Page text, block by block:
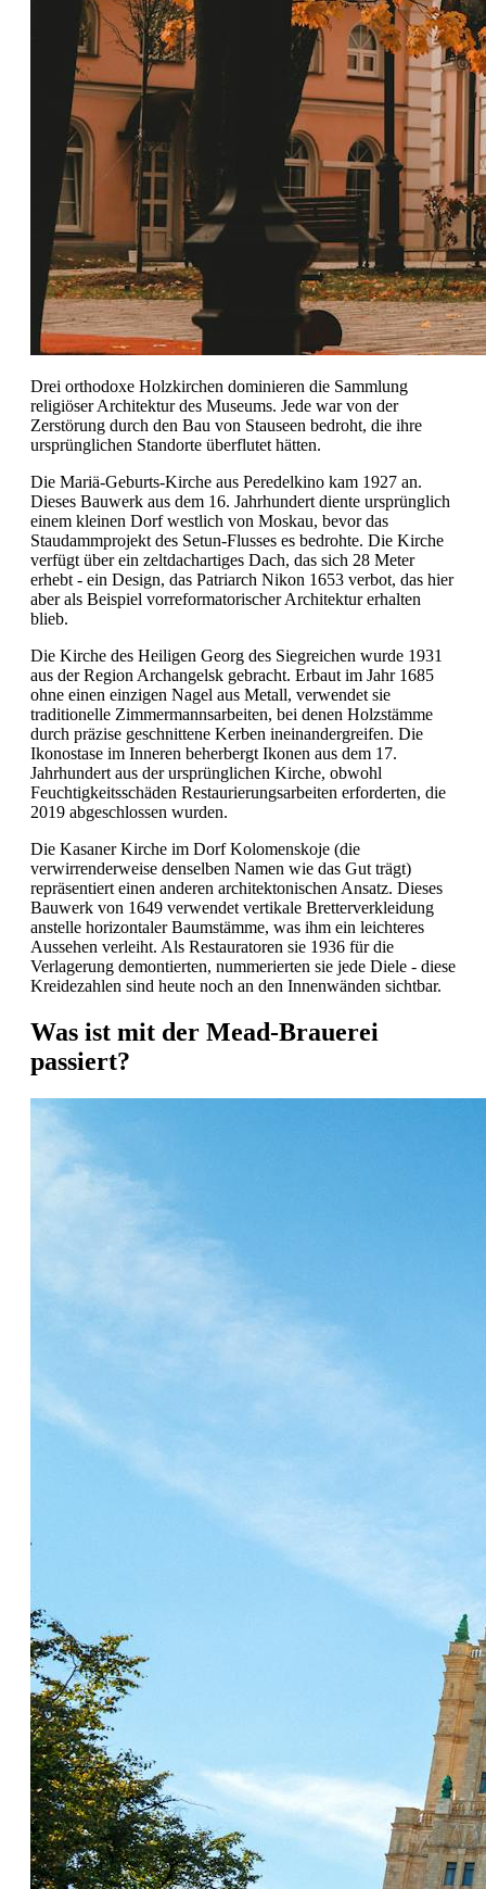
Drei orthodoxe Holzkirchen dominieren die Sammlung
religiöser Architektur des Museums. Jede war von der
Zerstörung durch den Bau von Stauseen bedroht, die ihre
ursprünglichen Standorte überflutet hätten.
Die Mariä-Geburts-Kirche aus Peredelkino kam 1927 an.
Dieses Bauwerk aus dem 16. Jahrhundert diente ursprünglich
einem kleinen Dorf westlich von Moskau, bevor das
Staudammprojekt des Setun-Flusses es bedrohte. Die Kirche
verfügt über ein zeltdachartiges Dach, das sich 28 Meter
erhebt - ein Design, das Patriarch Nikon 1653 verbot, das hier
aber als Beispiel vorreformatorischer Architektur erhalten
blieb.
Die Kirche des Heiligen Georg des Siegreichen wurde 1931
aus der Region Archangelsk gebracht. Erbaut im Jahr 1685
ohne einen einzigen Nagel aus Metall, verwendet sie
traditionelle Zimmermannsarbeiten, bei denen Holzstämme
durch präzise geschnittene Kerben ineinandergreifen. Die
Ikonostase im Inneren beherbergt Ikonen aus dem 17.
Jahrhundert aus der ursprünglichen Kirche, obwohl
Feuchtigkeitsschäden Restaurierungsarbeiten erforderten, die
2019 abgeschlossen wurden.
Die Kasaner Kirche im Dorf Kolomenskoje (die
verwirrenderweise denselben Namen wie das Gut trägt)
repräsentiert einen anderen architektonischen Ansatz. Dieses
Bauwerk von 1649 verwendet vertikale Bretterverkleidung
anstelle horizontaler Baumstämme, was ihm ein leichteres
Aussehen verleiht. Als Restauratoren sie 1936 für die
Verlagerung demontierten, nummerierten sie jede Diele - diese
Kreidezahlen sind heute noch an den Innenwänden sichtbar.
Was ist mit der Mead-Brauerei
passiert?